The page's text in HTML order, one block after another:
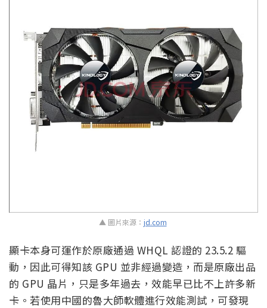
▲ 圖片來源： jd.com
顯卡本身可運作於原廠通過 WHQL 認證的 23.5.2 驅
動，因此可得知該 GPU 並非經過變造，而是原廠出品
的 GPU 晶片，只是多年過去，效能早已比不上許多新
卡。若使用中國的魯大師軟體進行效能測試，可發現